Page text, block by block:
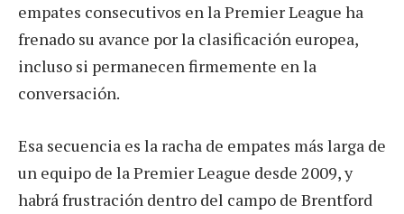
empates consecutivos en la Premier League ha
frenado su avance por la clasificación europea,
incluso si permanecen firmemente en la
conversación.
Esa secuencia es la racha de empates más larga de
un equipo de la Premier League desde 2009, y
habrá frustración dentro del campo de Brentford